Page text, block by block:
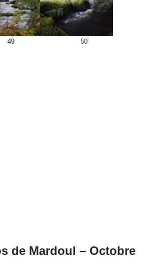
49 50
de Mardoul – Octobre